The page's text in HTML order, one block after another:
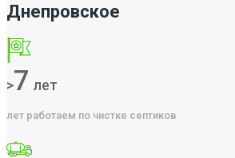
Днепровское
>7 лет
лет работаем по чистке септиков